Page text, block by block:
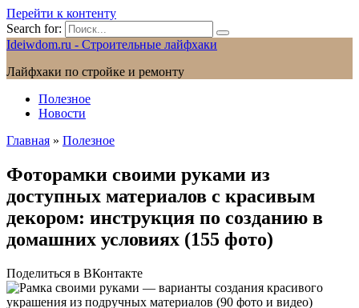
Перейти к контенту
Search for:
Ideiwdom.ru - Строительные лайфхаки
Лайфхаки по стройке и ремонту
Полезное
Новости
Главная » Полезное
Фоторамки своими руками из
доступных материалов с красивым
декором: инструкция по созданию в
домашних условиях (155 фото)
Поделиться в ВКонтакте